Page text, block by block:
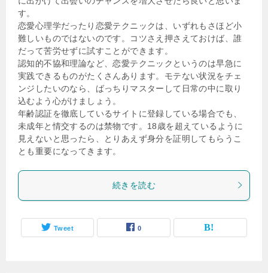
す。
恋愛心理学だったり恋愛テクニックは、いずれもさほど小
難しいものではないのです。コツさえ押さえておけば、誰
だって苦労せずに試すことができます。
認知的不協和理論など、恋愛テクニックというのは早急に
実践できるものがたくさんあります。モテない状況をチェ
ンジしたいのなら、ばっちりマスターして日常の中に取り
込むよう心がけましょう。
年齢認証を徹底しているサイトに登録している場合でも、
未成年と情交するのは禁物です。18歳を超えているように
見えないと思ったら、とりあえず身分を証明してもらうこ
とも重要になってきます。
続きを読む
Tweet 0